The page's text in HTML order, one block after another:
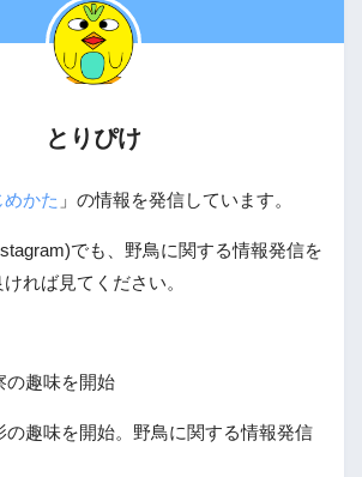
とりぴけ
かた 」の情報を発信しています。
でも、野鳥に関する情報発信を
れば見てください。
の趣味を開始
の趣味を開始。野鳥に関する情報発信